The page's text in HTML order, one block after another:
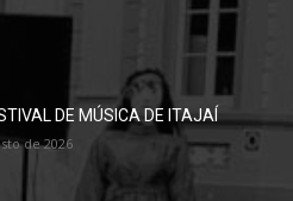
DE MÚSICA DE ITAJAÍ
de 2026